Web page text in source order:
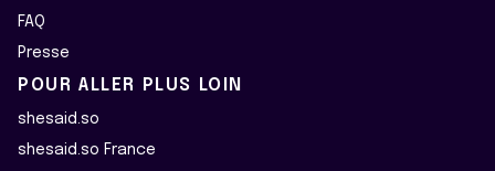
FAQ
Presse
POUR ALLER PLUS LOIN
shesaid.so
shesaid.so France